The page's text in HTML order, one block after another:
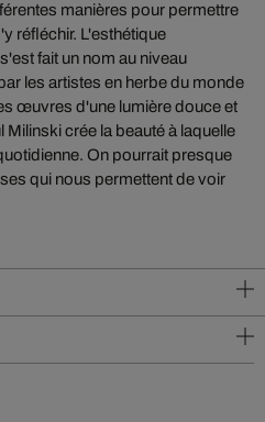
manières pour permettre
réfléchir. L'esthétique
fait un nom au niveau
les artistes en herbe du monde
œuvres d'une lumière douce et
Milinski crée la beauté à laquelle
On pourrait presque
qui nous permettent de voir